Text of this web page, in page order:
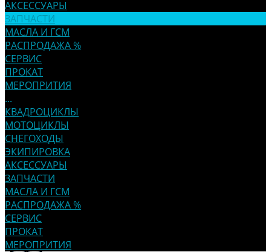
АКСЕССУАРЫ
ЗАПЧАСТИ
МАСЛА И ГСМ
РАСПРОДАЖА %
СЕРВИС
ПРОКАТ
МЕРОПРИТИЯ
...
КВАДРОЦИКЛЫ
МОТОЦИКЛЫ
СНЕГОХОДЫ
ЭКИПИРОВКА
АКСЕССУАРЫ
ЗАПЧАСТИ
МАСЛА И ГСМ
РАСПРОДАЖА %
СЕРВИС
ПРОКАТ
МЕРОПРИТИЯ